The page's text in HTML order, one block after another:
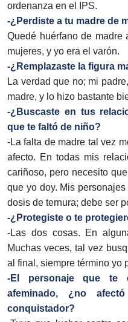
ordenanza en el IPS.
-¿Perdiste a tu madre de
Quedé huérfano de
mujeres, y yo era el varón.
-¿Remplazaste la figura
La verdad que no; mi
madre, y lo hizo bastante
-¿Buscaste en tus
que te faltó de niño?
-La falta de madre tal vez
afecto. En todas mis
cariñoso, pero necesito
que yo doy. Mis
dosis de ternura; debe ser
-¿Protegiste o te
-Las dos cosas. En
Muchas veces, tal vez
al final, siempre término yo
-El personaje que te
afeminado, ¿no
conquistador?